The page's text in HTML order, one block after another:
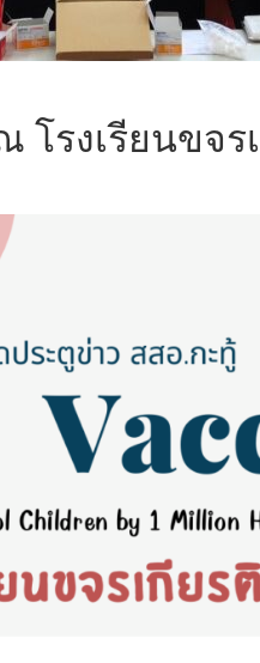
รงเรียนขจร